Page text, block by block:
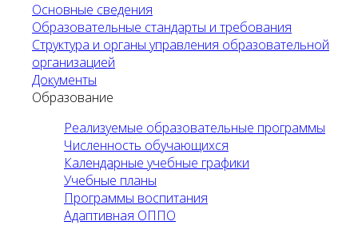
Основные сведения
Образовательные стандарты и требования
Структура и органы управления образовательной
организацией
Документы
Образование
Реализуемые образовательные программы
Численность обучающихся
Календарные учебные графики
Учебные планы
Программы воспитания
Адаптивная ОППО